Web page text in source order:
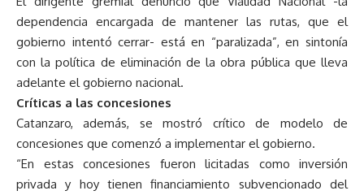
dependencia encargada de mantener las rutas, que el
gobierno intentó cerrar- está en “paralizada”, en sintonía
con la política de eliminación de la obra pública que lleva
adelante el gobierno nacional.
Críticas a las concesiones
Catanzaro, además, se mostró crítico de modelo de
concesiones que comenzó a implementar el gobierno.
“En estas concesiones fueron licitadas como inversión
privada y hoy tienen financiamiento subvencionado del